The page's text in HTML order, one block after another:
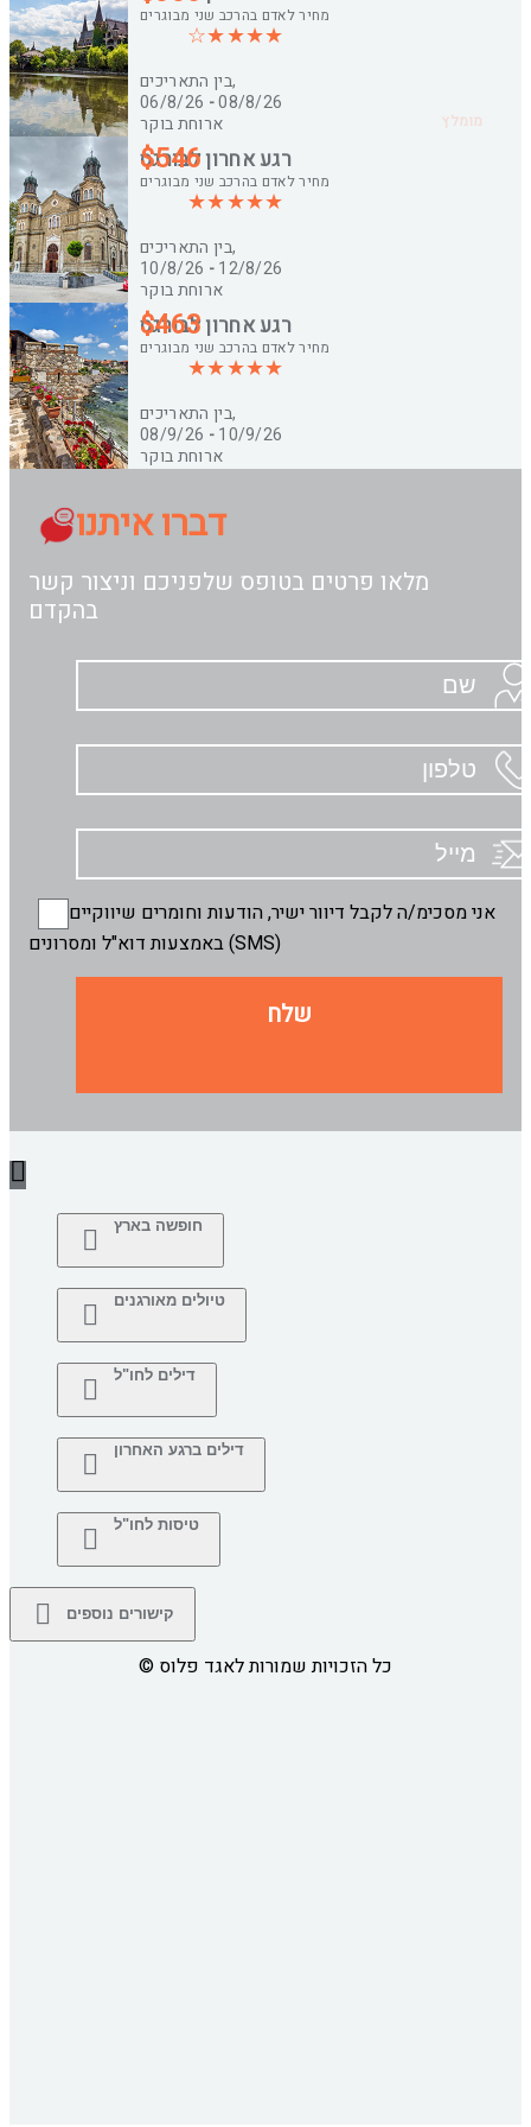
מומלץ
מחיר לאדם בהרכב שני מבוגרים
בין התאריכים,
06/8/26 -08/8/26
ארוחת בוקר
העברות
רגע אחרון לבורגס
$546
מחיר לאדם בהרכב שני מבוגרים
בין התאריכים,
10/8/26 -12/8/26
ארוחת בוקר
העברות
רגע אחרון לבורגס
$463
מחיר לאדם בהרכב שני מבוגרים
בין התאריכים,
08/9/26 -10/9/26
ארוחת בוקר
העברות
דברו איתנו
מלאו פרטים בטופס שלפניכם וניצור קשר
בהקדם
אני מסכימ/ה לקבל דיוור ישיר, הודעות וחומרים שיווקיים
באמצעות דוא"ל ומסרונים (SMS)
שלח
חופשה בארץ
טיולים מאורגנים
דילים לחו"ל
דילים ברגע האחרון
טיסות לחו"ל
קישורים נוספים
© כל הזכויות שמורות לאגד פלוס